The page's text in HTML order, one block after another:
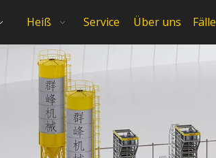
Heiß Service Über uns Fälle